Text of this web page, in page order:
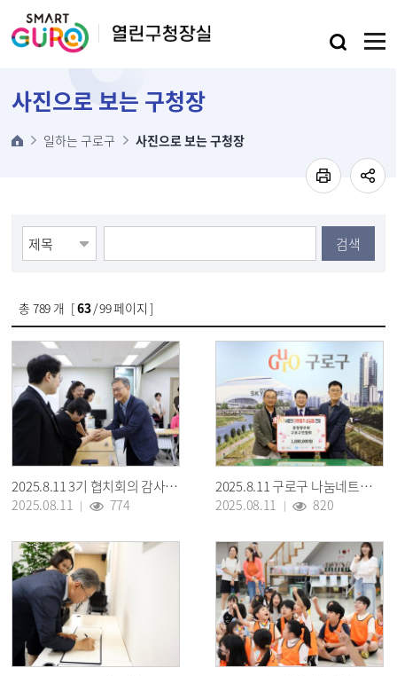
사진으로 보는 구청장
일하는 구로구 사진으로 보는 구청장
검색
총 789개 [63/ 99 페이지 ]
2025.8.11 3기 협치회의 감사장 전달식
2025.08.11
774
2025.8.11 구로구 나눔네트워크 성금전달식(충청향우회)
2025.08.11
820